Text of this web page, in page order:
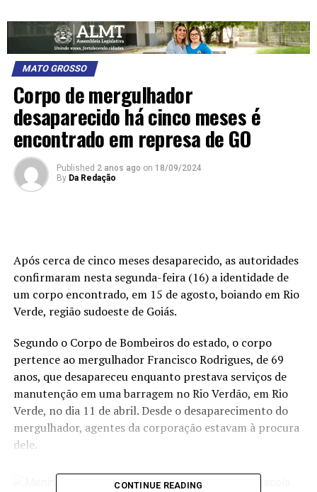
MATO GROSSO
Corpo de mergulhador
desaparecido há cinco meses é
encontrado em represa de GO
Published 2 anos ago on 18/09/2024
By Da Redação
Após cerca de cinco meses desaparecido, as autoridades
confirmaram nesta segunda-feira (16) a identidade de
um corpo encontrado, em 15 de agosto, boiando em Rio
Verde, região sudoeste de Goiás.
Segundo o Corpo de Bombeiros do estado, o corpo
pertence ao mergulhador Francisco Rodrigues, de 69
anos, que desapareceu enquanto prestava serviços de
manutenção em uma barragem no Rio Verdão, em Rio
Verde, no dia 11 de abril. Desde o desaparecimento do
mergulhador, agentes da corporação estavam à procura
dele.
CONTINUE READING